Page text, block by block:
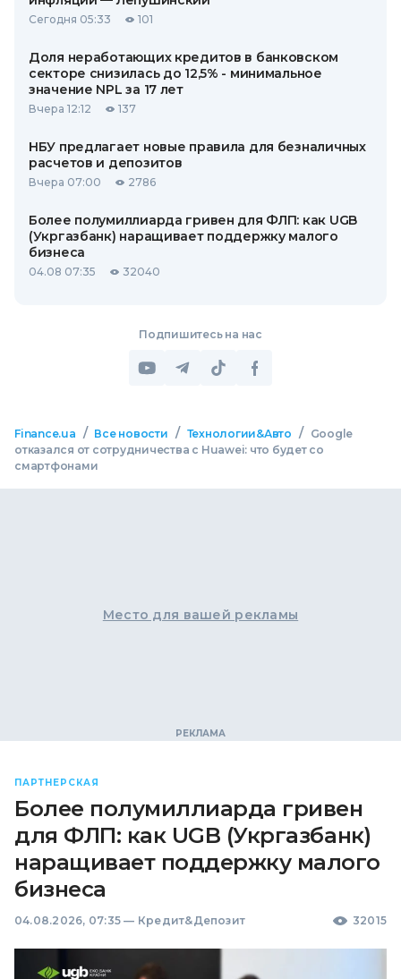
Сегодня 05:33 101
Доля неработающих кредитов в банковском
секторе снизилась до 12,5% - минимальное
значение NPL за 17 лет
Вчера 12:12 137
НБУ предлагает новые правила для безналичных
расчетов и депозитов
Вчера 07:00 2786
Более полумиллиарда гривен для ФЛП: как UGB
(Укргазбанк) наращивает поддержку малого
бизнеса
04.08 07:35 32040
Подпишитесь на нас
Finance.ua / Все новости / Технологии&Авто /
Google
отказался от сотрудничества с Huawei: что будет со
смартфонами
Место для вашей рекламы
ПАРТНЕРСКАЯ
Более полумиллиарда гривен
для ФЛП: как UGB (Укргазбанк)
наращивает поддержку малого
бизнеса
04.08.2026, 07:35 — Кредит&Депозит 32015